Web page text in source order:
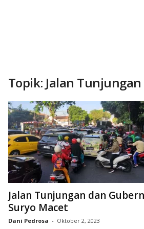
Topik: Jalan
Jalan Tunjungan dan
Suryo Macet
Dani Pedrosa - Oktober 2, 2023